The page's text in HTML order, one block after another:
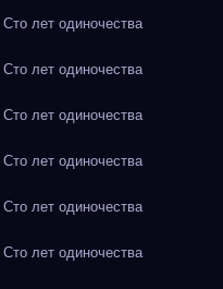
лет одиночества
лет одиночества
лет одиночества
лет одиночества
лет одиночества
лет одиночества